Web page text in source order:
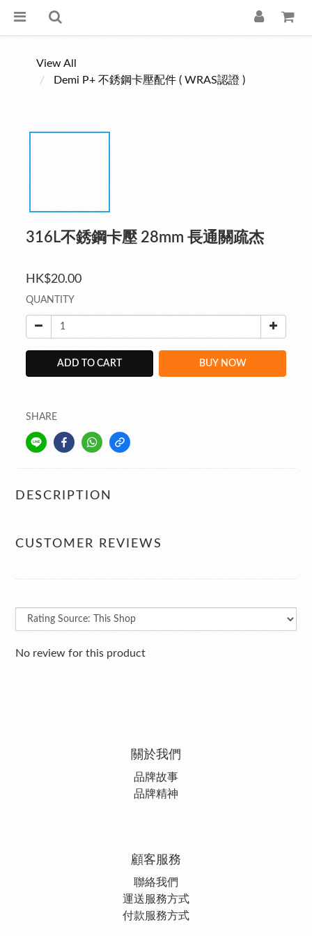
View All
Demi P+ 不銹鋼卡壓配件 ( WRAS認證 )
316L不銹鋼卡壓 28mm 長通關疏杰
HK$20.00
QUANTITY
ADD TO CART BUY NOW
SHARE
DESCRIPTION
CUSTOMER REVIEWS
No review for this product
關於我們
品牌故事
品牌精神
顧客服務
聯絡我們
運送服務方式
付款服務方式